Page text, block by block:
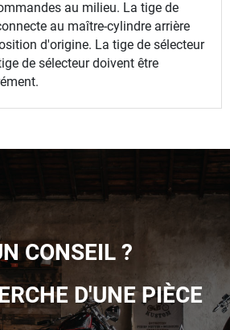
au milieu. La tige de
au maître-cylindre arrière
d'origine. La tige de sélecteur
de sélecteur doivent être
CONSEIL ?
D'UNE PIÈCE